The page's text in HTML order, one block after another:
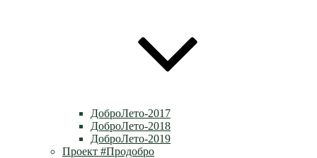
ДоброЛето-2017
ДоброЛето-2018
ДоброЛето-2019
Проект #Продобро